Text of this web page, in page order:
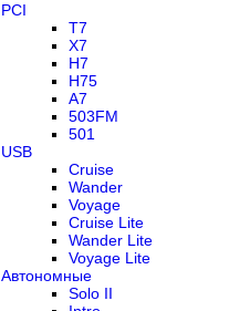
PCI
T7
X7
H7
H75
A7
503FM
501
USB
Cruise
Wander
Voyage
Cruise Lite
Wander Lite
Voyage Lite
Автономные
Solo II